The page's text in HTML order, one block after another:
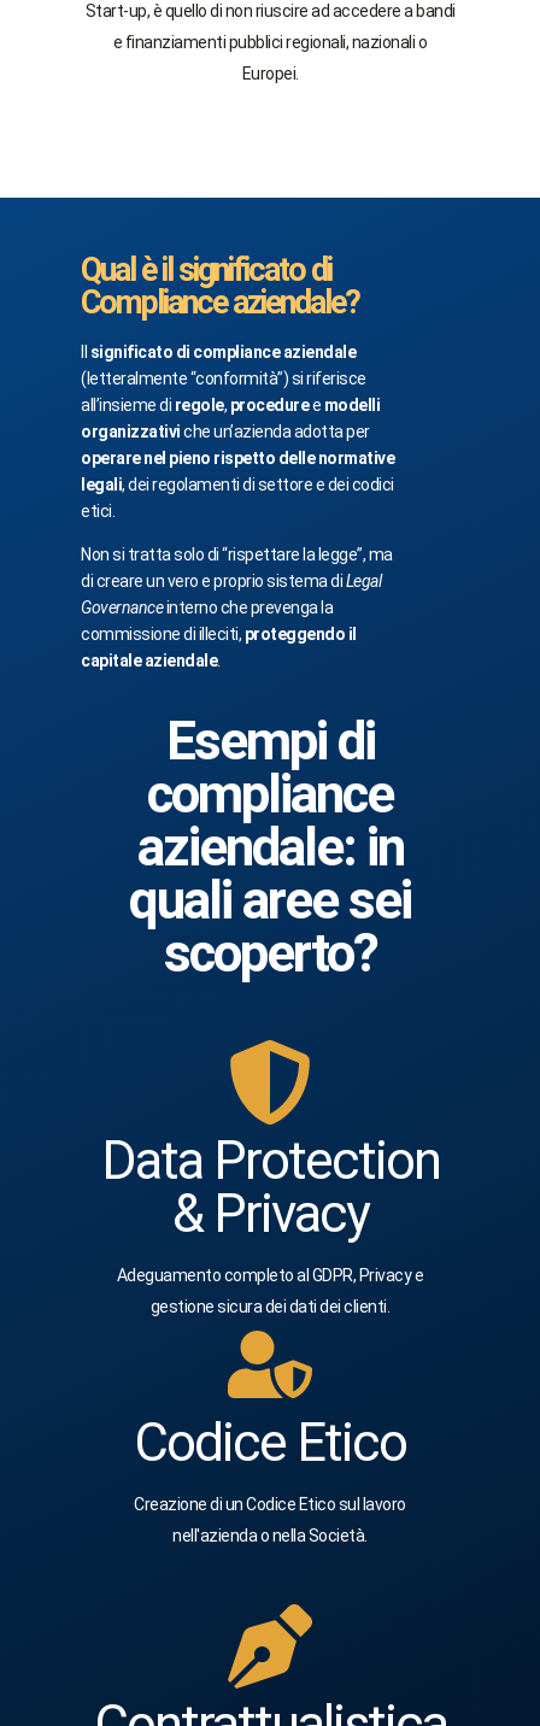
Start-up, è quello di non riuscire ad accedere a bandi
e finanziamenti pubblici regionali, nazionali o
Europei.
Qual è il significato di
Compliance aziendale?
significato di compliance aziendale
(letteralmente “conformità”) si riferisce
all’insieme di regole, proceduree modelli
organizzativiche un’azienda adotta per
operare nel pieno rispetto delle normative
legali, dei regolamenti di settore e dei codici
etici.
Non si tratta solo di “rispettare la legge”, ma
di creare un vero e proprio sistema diLegal
Governanceinterno che prevenga la
commissione di illeciti, proteggendo il
capitale aziendale.
Esempi di
compliance
aziendale: in
quali aree sei
scoperto?
Data Protection
& Privacy
Adeguamento completo al GDPR, Privacy e
gestione sicura dei dati dei clienti.
Codice Etico
Creazione di un Codice Etico sul lavoro
nell'azienda o nella Società.